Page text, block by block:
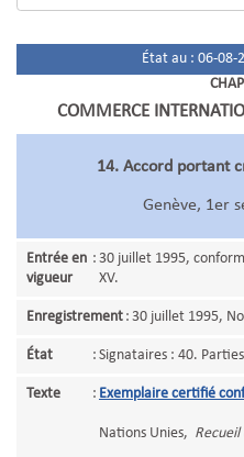
État au : 06-08-
COMMERCE
14. Accord portant
Genève, 1er
Entrée en
vigueur
: 30 juillet 1995,
XV.
Enregistrement : 30 juillet 1995,
État : Signataires : 40.
Texte : Exemplaire certifié
Nations Unies, Recueil